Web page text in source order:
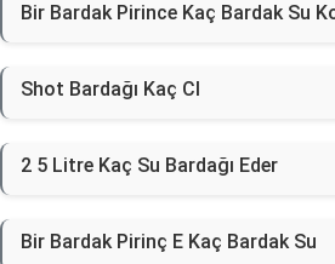
Bir Bardak Pirince Kaç Bardak Su
Shot Bardağı Kaç Cl
2 5 Litre Kaç Su Bardağı Eder
Bir Bardak Pirinç E Kaç Bardak Su